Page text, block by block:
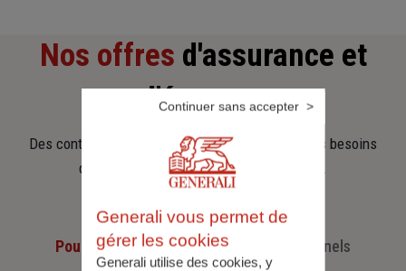
Nos offres d'assurance et
d'épargne
Des contrats clairs et flexibles pour sécuriser vos besoins
d’aujourd’hui et anticiper ceux de demain.
Pour les particuliersPour les professionnels
Generali vous permet de
gérer les cookies
Generali utilise des cookies, y
Continuer sans accepter